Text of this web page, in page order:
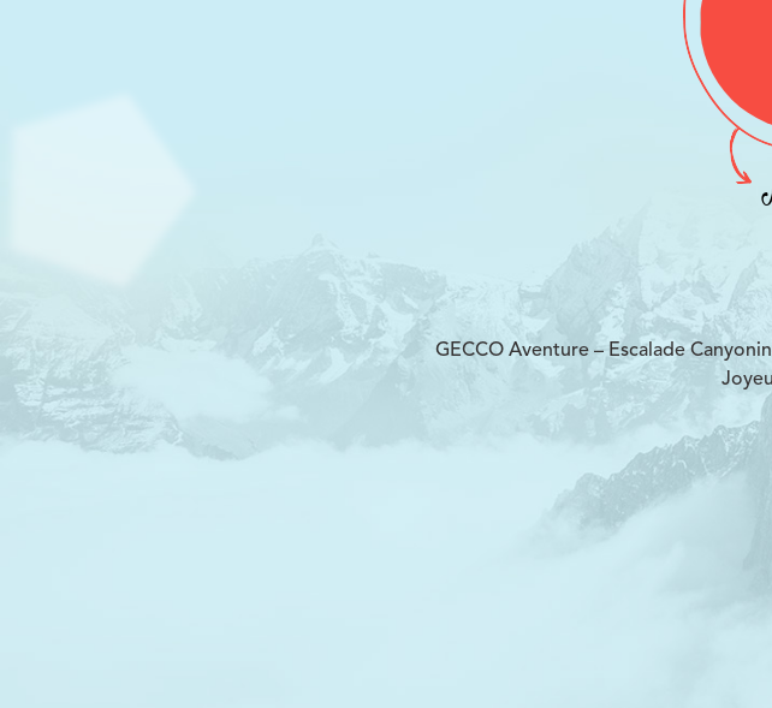
GECCO Aventure – Escalade